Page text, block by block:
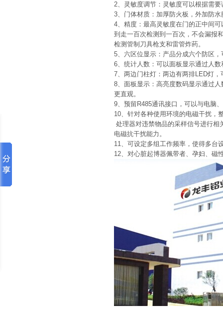
2、灵敏度调节：灵敏度可以根据需
3、门体材质：加厚防火板，外加防
4、精度：最高灵敏度在门的正中间
到走一百次检测到一百次，不会漏报
检测管制刀具枪支和雷管炸药。
5、六区位显示：产品分成六个防区
6、统计人数：可以面板显示通过人
7、两边门柱灯：两边有两排LED灯
8、面板显示：高亮度数码显示通过
更直观。
9、预留R485通讯接口，可以与电脑
10、针对各种使用环境的电磁干扰，
处理器对违禁物品的采样信号进行
电磁抗干扰能力。
11、可设定多组工作频率，使得多台
12、对心脏起博器佩带者、孕妇、磁